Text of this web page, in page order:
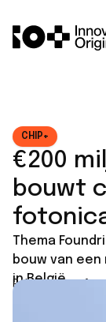
CHIP+
€200
bouwt
Thema
bouw van
in België.
Published on